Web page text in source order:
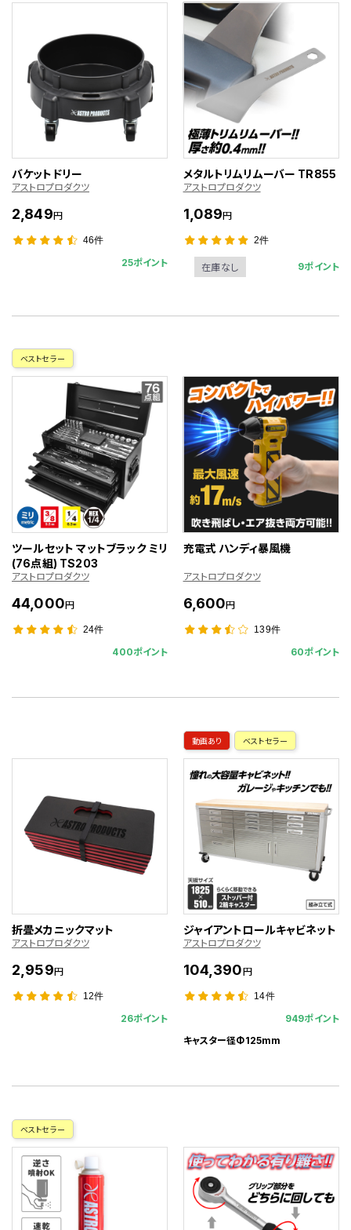
バケットドリー
アストロプロダクツ
2,849円
46件
25ポイント
メタルトリムリムーバー TR855
アストロプロダクツ
1,089円
2件
在庫なし 9ポイント
ベストセラー
ツールセット マットブラック ミリ
(76点組) TS203
アストロプロダクツ
44,000円
24件
400ポイント
充電式 ハンディ暴風機
アストロプロダクツ
6,600円
139件
60ポイント
折畳メカニックマット
アストロプロダクツ
2,959円
12件
26ポイント
動画あり ベストセラー
ジャイアントロールキャビネット
アストロプロダクツ
104,390円
14件
949ポイント
キャスター径Φ125mm
ベストセラー